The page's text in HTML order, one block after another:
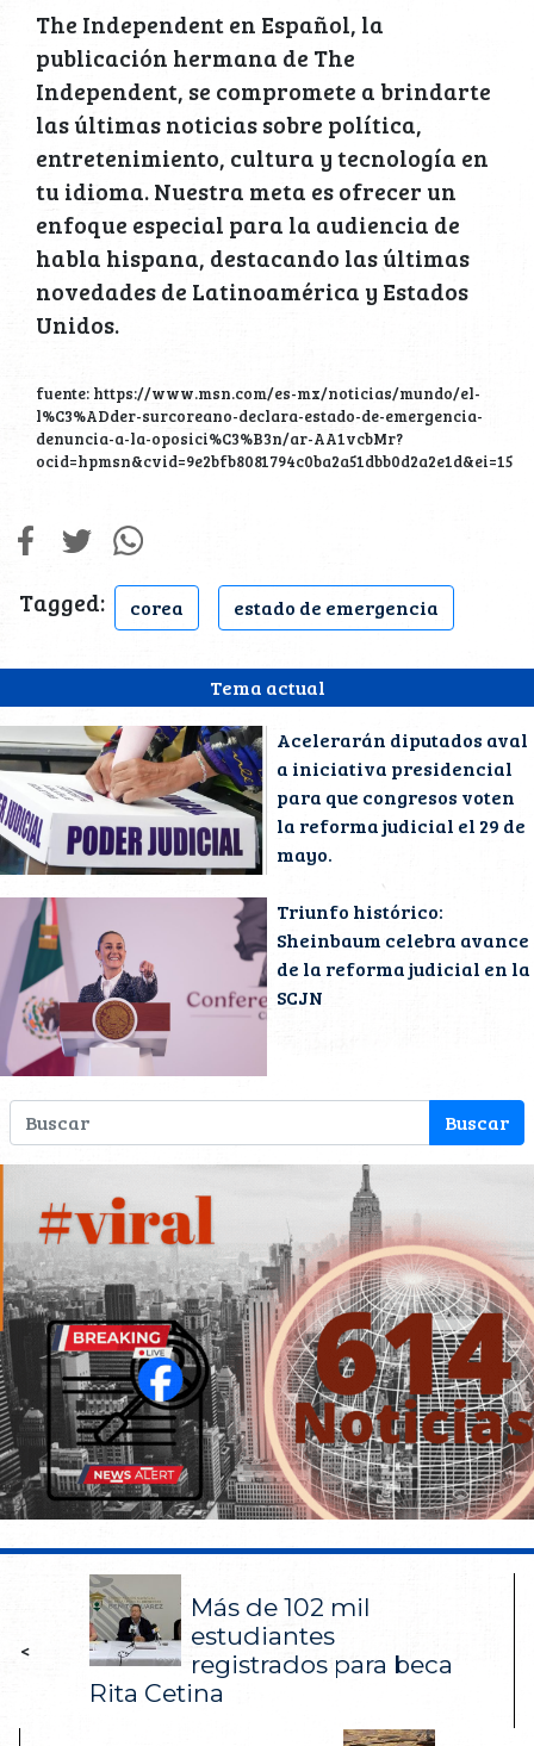
Tema actual
Acelerarán diputados aval
a iniciativa presidencial
para que congresos voten
la reforma judicial el 29 de
mayo.
Triunfo histórico:
Sheinbaum celebra avance
de la reforma judicial en la
SCJN
The Independent en Español, la
publicación hermana de The
Independent, se compromete a brindarte
las últimas noticias sobre política,
entretenimiento, cultura y tecnología en
tu idioma. Nuestra meta es ofrecer un
enfoque especial para la audiencia de
habla hispana, destacando las últimas
novedades de Latinoamérica y Estados
Unidos.
fuente: https://www.msn.com/es-mx/noticias/mundo/el-
l%C3%ADder-surcoreano-declara-estado-de-emergencia-
denuncia-a-la-oposici%C3%B3n/ar-AA1vcbMr?
ocid=hpmsn&cvid=9e2bfb8081794c0ba2a51dbb0d2a2e1d&ei=15
Tagged: corea estado de emergencia
<
Más de 102 mil
estudiantes
registrados para beca
Rita Cetina